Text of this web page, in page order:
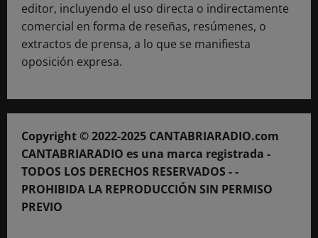
editor, incluyendo el uso directa o indirectamente
comercial en forma de reseñas, resúmenes, o
extractos de prensa, a lo que se manifiesta
oposición expresa.
Copyright © 2022-2025 CANTABRIARADIO.com
CANTABRIARADIO es una marca registrada -
TODOS LOS DERECHOS RESERVADOS - -
PROHIBIDA LA REPRODUCCIÓN SIN PERMISO
PREVIO